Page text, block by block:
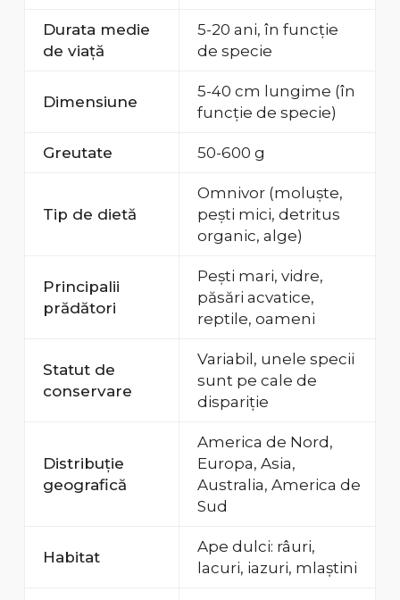
Durata medie
de viață
5-20 ani, în funcție
de specie
Dimensiune
5-40 cm lungime (în
funcție de specie)
Greutate 50-600 g
Tip de dietă
Omnivor (moluște,
pești mici, detritus
organic, alge)
Principalii
prădători
Pești mari, vidre,
păsări acvatice,
reptile, oameni
Statut de
conservare
Variabil, unele specii
sunt pe cale de
dispariție
Distribuție
geografică
America de Nord,
Europa, Asia,
Australia, America de
Sud
Habitat
Ape dulci: râuri,
lacuri, iazuri, mlaștini